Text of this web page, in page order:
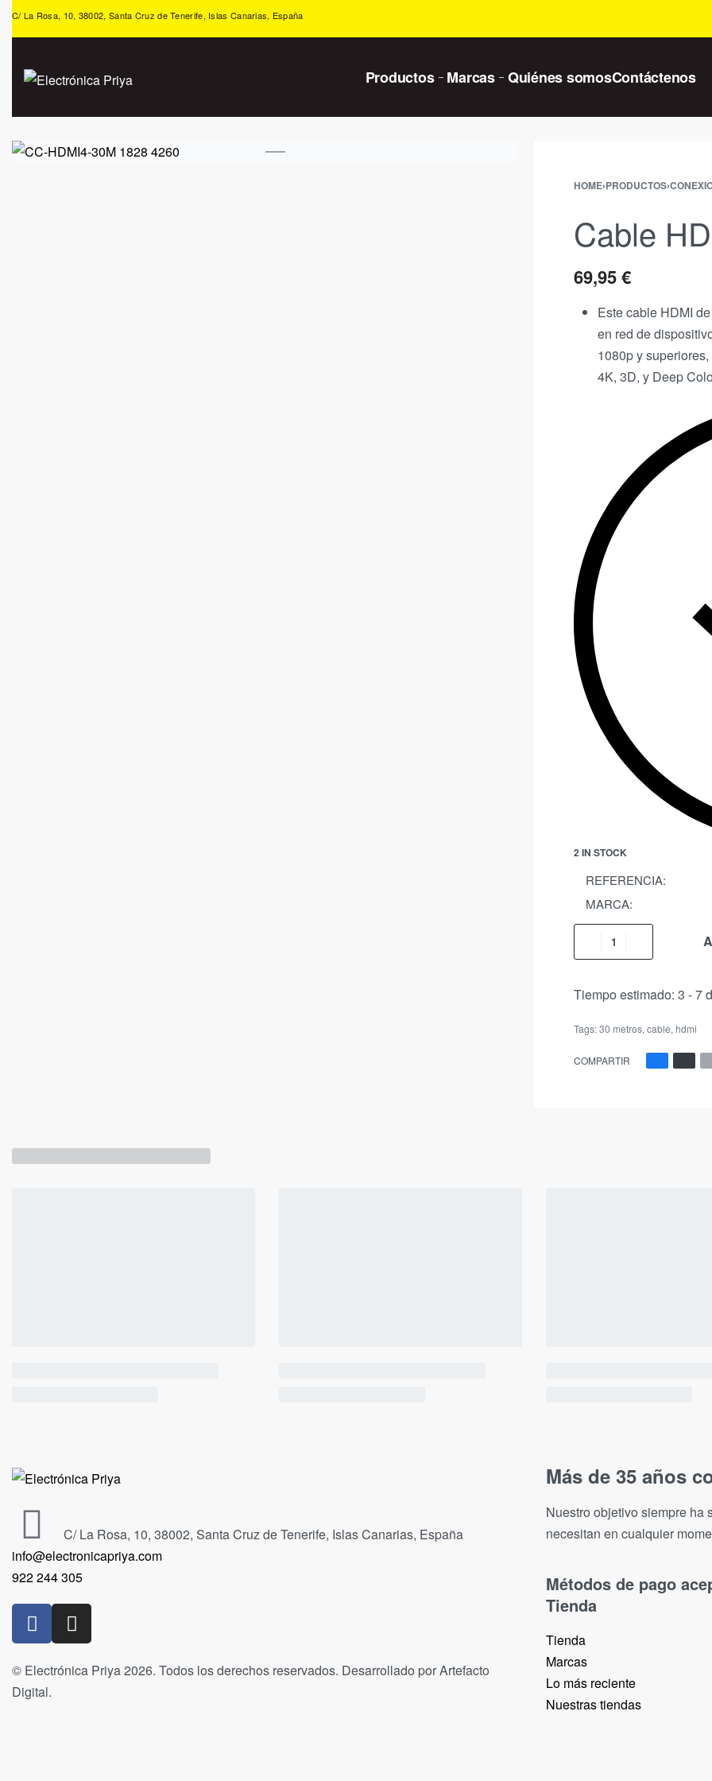
C/ La Rosa, 10, 38002, Santa Cruz de Tenerife, Islas Canarias, España
Productos Marcas Quiénes somosContáctenos
HOME›PRODUCTOS›
Cable
69,95€
Este cable HDMI
en red de
1080p y
4K, 3D, y Deep
2 IN STOCK
REFERENCIA:
MARCA:
Tiempo estimado: 3 - 7
Tags:30 metros, cable, hdmi
COMPARTIR
C/ La Rosa, 10, 38002, Santa Cruz de Tenerife, Islas Canarias, España
info@electronicapriya.com
922 244 305
© Electrónica Priya 2026. Todos los derechos reservados. Desarrollado por Artefacto
Digital.
Más de 35 años
Nuestro objetivo siempre ha
necesitan en cualquier
Métodos de pago
Tienda
Tienda
Marcas
Lo más reciente​
Nuestras tiendas​